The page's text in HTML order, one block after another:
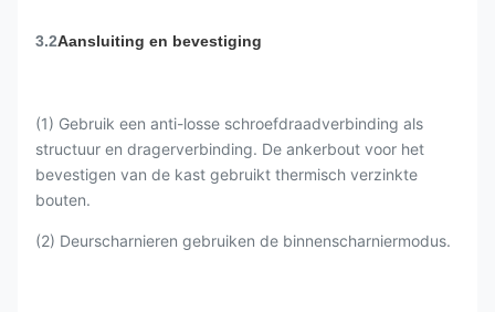
3.2Aansluiting en bevestiging
(1) Gebruik een anti-losse schroefdraadverbinding als
structuur en dragerverbinding. De ankerbout voor het
bevestigen van de kast gebruikt thermisch verzinkte
bouten.
(2) Deurscharnieren gebruiken de binnenscharniermodus.